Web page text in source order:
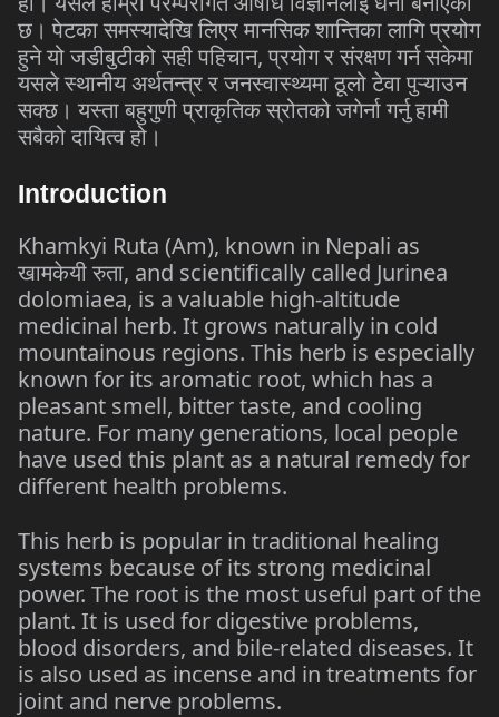
छ। पेटका समस्यादेखि लिएर मानसिक शान्तिका लागि प्रयोग
हुने यो जडीबुटीको सही पहिचान, प्रयोग र संरक्षण गर्न सकेमा
यसले स्थानीय अर्थतन्त्र र जनस्वास्थ्यमा ठूलो टेवा पुऱ्याउन
सक्छ। यस्ता बहुगुणी प्राकृतिक स्रोतको जगेर्ना गर्नु हामी
सबैको दायित्व हो।
Introduction
Khamkyi Ruta (Am), known in Nepali as
खामकेयी रुता, and scientifically called Jurinea
dolomiaea, is a valuable high-altitude
medicinal herb. It grows naturally in cold
mountainous regions. This herb is especially
known for its aromatic root, which has a
pleasant smell, bitter taste, and cooling
nature. For many generations, local people
have used this plant as a natural remedy for
different health problems.
This herb is popular in traditional healing
systems because of its strong medicinal
power. The root is the most useful part of the
plant. It is used for digestive problems,
blood disorders, and bile-related diseases. It
is also used as incense and in treatments for
joint and nerve problems.